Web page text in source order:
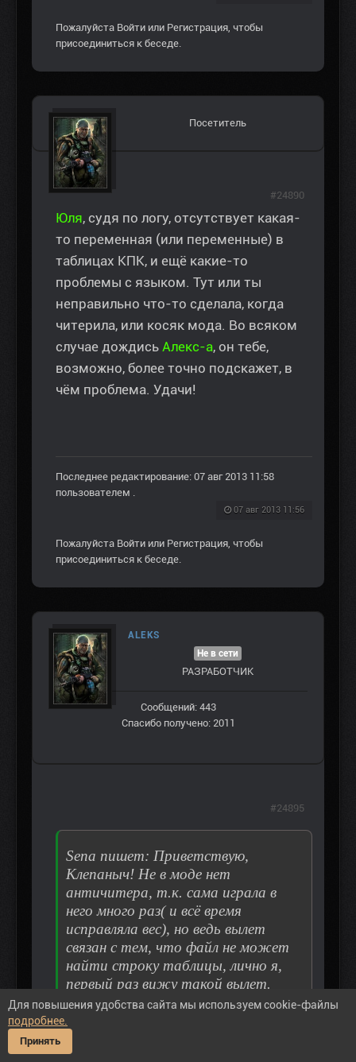
Пожалуйста Войти или Регистрация , чтобы
присоединиться к беседе.
Посетитель
Юля, судя по логу, отсутствует какая-
то переменная (или переменные) в
таблицах КПК, и ещё какие-то
проблемы с языком. Тут или ты
неправильно что-то сделала, когда
читерила, или косяк мода. Во всяком
случае дождись Алекс-а, он тебе,
возможно, более точно подскажет, в
чём проблема. Удачи!
Последнее редактирование: 07 авг 2013 11:58
пользователем
07 авг 2013 11:56
#24890
Пожалуйста Войти или Регистрация , чтобы
присоединиться к беседе.
ALEKS
Не в сети
РАЗРАБОТЧИК
Сообщений: 443
Спасибо получено: 2011
Sena пишет: Приветствую,
Клепаныч! Не в моде нет
античитера, т.к. сама играла в
него много раз( и всё время
исправляла вес), но ведь вылет
связан с тем, что файл не может
найти строку таблицы, лично я,
первый раз вижу такой вылет.
Где правила вес? На что правила?
Пробовала ли вернуть все правки
#24895
Для повышения удобства сайта мы используем cookie-файлы
подробнее.
Принять